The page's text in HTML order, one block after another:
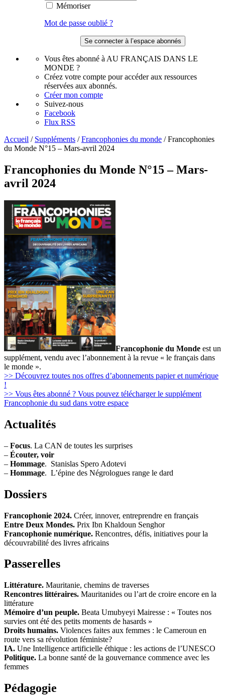
Mémoriser
Mot de passe oublié ?
Vous êtes abonné à AU FRANÇAIS DANS LE
MONDE ?
Créez votre compte pour accéder aux ressources
réservées aux abonnés.
Créer mon compte
Suivez-nous
Facebook
Flux RSS
Accueil / Suppléments /Francophonies du monde /Francophonies
du Monde N°15 – Mars-avril 2024
Francophonies du Monde N°15 – Mars-
avril 2024
Francophonie du Monde est un
supplément, vendu avec l’abonnement à la revue « le français dans
le monde ».
>> Découvrez toutes nos offres d’abonnements papier et numérique
!
>> Vous êtes abonné ? Vous pouvez télécharger le supplément
Francophonie du sud dans votre espace
Actualités
– Focus. La CAN de toutes les surprises
– Écouter, voir
– Hommage. Stanislas Spero Adotevi
– Hommage. L’épine des Négrologues range le dard
Dossiers
Francophonie 2024. Créer, innover, entreprendre en français
Entre Deux Mondes. Prix Ibn Khaldoun Senghor
Francophonie numérique. Rencontres, défis, initiatives pour la
découvrabilité des livres africains
Passerelles
Littérature. Mauritanie, chemins de traverses
Rencontres littéraires. Mauritanides ou l’art de croire encore en la
littérature
Mémoire d’un peuple. Beata Umubyeyi Mairesse : « Toutes nos
survies ont été des petits moments de hasards »
Droits humains. Violences faites aux femmes : le Cameroun en
route vers sa révolution féministe?
IA. Une Intelligence artificielle éthique : les actions de l’UNESCO
Politique. La bonne santé de la gouvernance commence avec les
femmes
Pédagogie